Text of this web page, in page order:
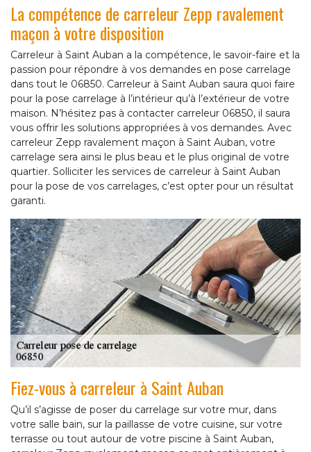
La compétence de carreleur Zepp ravalement
maçon à votre disposition
Carreleur à Saint Auban a la compétence, le savoir-faire et la
passion pour répondre à vos demandes en pose carrelage
dans tout le 06850. Carreleur à Saint Auban saura quoi faire
pour la pose carrelage à l’intérieur qu’à l’extérieur de votre
maison. N’hésitez pas à contacter carreleur 06850, il saura
vous offrir les solutions appropriées à vos demandes. Avec
carreleur Zepp ravalement maçon à Saint Auban, votre
carrelage sera ainsi le plus beau et le plus original de votre
quartier. Solliciter les services de carreleur à Saint Auban
pour la pose de vos carrelages, c’est opter pour un résultat
garanti.
Fiez-vous à carreleur à Saint Auban
Qu’il s’agisse de poser du carrelage sur votre mur, dans
votre salle bain, sur la paillasse de votre cuisine, sur votre
terrasse ou tout autour de votre piscine à Saint Auban,